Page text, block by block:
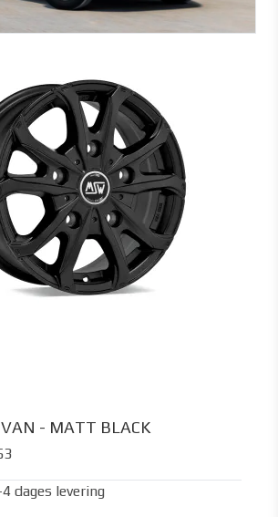
- MATT BLACK
dages levering